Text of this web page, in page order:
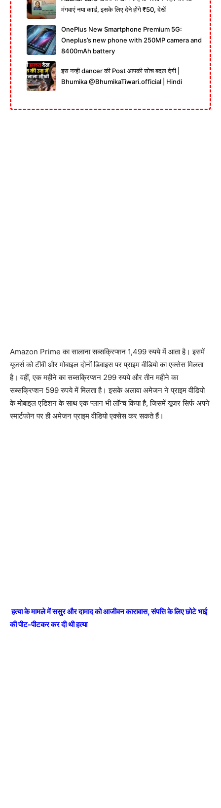
मंगवाएं नया कार्ड, इसके लिए देने होंगे ₹50, देखें
OnePlus New Smartphone Premium 5G:
Oneplus’s new phone with 250MP camera and
8400mAh battery
इस नन्ही dancer की Post आपकी सोच बदल देगी |
Bhumika @BhumikaTiwari.official | Hindi
Amazon Prime का सालाना सब्सक्रिप्शन 1,499 रुपये में आता है। इसमें
यूजर्स को टीवी और मोबाइल दोनों डिवाइस पर प्राइम वीडियो का एक्सेस मिलता
है। वहीं, एक महीने का सब्सक्रिप्शन 299 रुपये और तीन महीने का
सब्सक्रिप्शन 599 रुपये में मिलता है। इसके अलावा अमेजन ने प्राइम वीडियो
के मोबाइल एडिशन के साथ एक प्लान भी लॉन्च किया है, जिसमें यूजर सिर्फ अपने
स्मार्टफोन पर ही अमेजन प्राइम वीडियो एक्सेस कर सकते हैं।
हत्या के मामले में ससुर और दामाद को आजीवन कारावास, संपत्ति के लिए छोटे भाई
की पीट-पीटकर कर दी थी हत्या